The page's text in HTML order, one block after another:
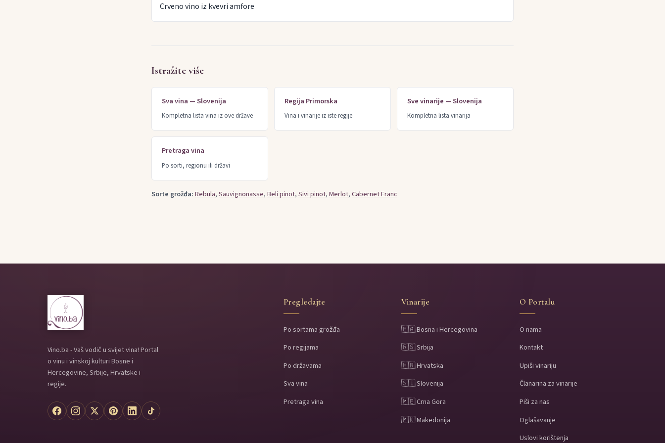
Crveno vino iz kvevri amfore
Istražite više
Sva vina — Slovenija
Kompletna lista vina iz ove države
Regija Primorska
Vina i vinarije iz iste regije
Sve vinarije — Slovenija
Kompletna lista vinarija
Pretraga vina
Po sorti, regionu ili državi
Sorte grožđa:Rebula,Sauvignonasse,Beli pinot,Sivi pinot,Merlot,Cabernet Franc
Vino.ba - Vaš vodič u svijet vina! Portal
o vinu i vinskoj kulturi Bosne i
Hercegovine, Srbije, Hrvatske i
regije.
Pregledajte
Po sortama grožđa
Po regijama
Po državama
Sva vina
Pretraga vina
Vinarije
🇧🇦 Bosna i Hercegovina
🇷🇸 Srbija
🇭🇷 Hrvatska
🇸🇮 Slovenija
🇲🇪 Crna Gora
🇲🇰 Makedonija
O Portalu
O nama
Kontakt
Upiši vinariju
Članarina za vinarije
Piši za nas
Oglašavanje
Uslovi korištenja